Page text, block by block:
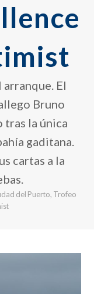
El
Bruno
tras la única
gaditana.
cartas a la
del Puerto, Trofeo